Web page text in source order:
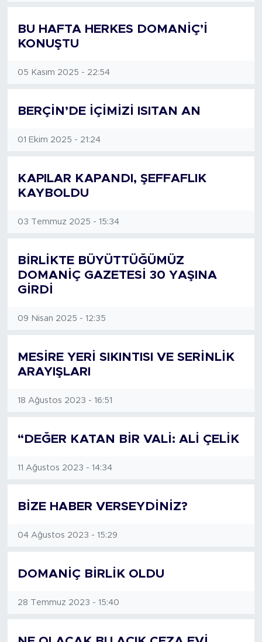
BU HAFTA HERKES DOMANİÇ’İ
KONUŞTU
05 Kasım 2025 - 22:54
BERÇİN’DE İÇİMİZİ ISITAN AN
01 Ekim 2025 - 21:24
KAPILAR KAPANDI, ŞEFFAFLIK
KAYBOLDU
03 Temmuz 2025 - 15:34
BİRLİKTE BÜYÜTTÜĞÜMÜZ
DOMANİÇ GAZETESİ 30 YAŞINA
GİRDİ
09 Nisan 2025 - 12:35
MESİRE YERİ SIKINTISI VE SERİNLİK
ARAYIŞLARI
18 Ağustos 2023 - 16:51
“DEĞER KATAN BİR VALİ: ALİ ÇELİK
11 Ağustos 2023 - 14:34
BİZE HABER VERSEYDİNİZ?
04 Ağustos 2023 - 15:29
DOMANİÇ BİRLİK OLDU
28 Temmuz 2023 - 15:40